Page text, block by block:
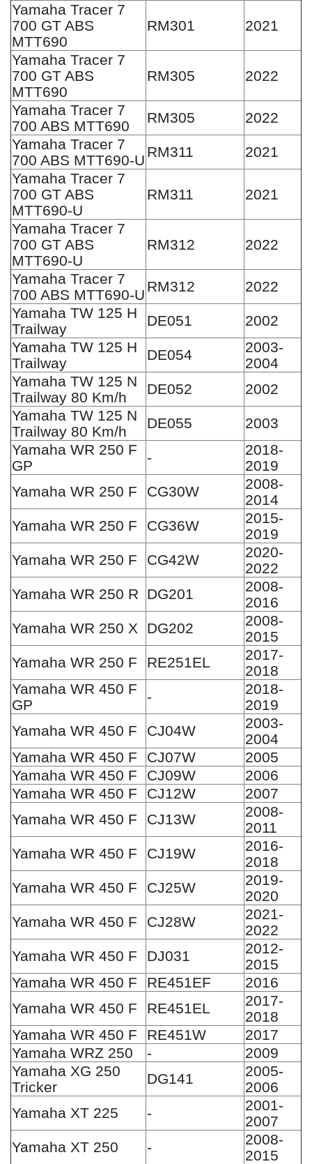
Yamaha Tracer 7
700 GT ABS
MTT690
RM301 2021
Yamaha Tracer 7
700 GT ABS
MTT690
RM305 2022
Yamaha Tracer 7
700 ABS MTT690
RM305
2022
Yamaha Tracer 7
700 ABS MTT690-U
RM311
2021
Yamaha Tracer 7
700 GT ABS
MTT690-U
RM311 2021
Yamaha Tracer 7
700 GT ABS
MTT690-U
RM312 2022
Yamaha Tracer 7
700 ABS MTT690-U
RM312
2022
Yamaha TW 125 H
Trailway
DE051
2002
Yamaha TW 125 H
Trailway
DE054
2003-
2004
Yamaha TW 125 N
Trailway 80 Km/h
DE052
2002
Yamaha TW 125 N
Trailway 80 Km/h
DE055
2003
Yamaha WR 250 F
GP
-
2018-
2019
Yamaha WR 250 F
CG30W
2008-
2014
Yamaha WR 250 F
CG36W
2015-
2019
Yamaha WR 250 F
CG42W
2020-
2022
Yamaha WR 250 R
DG201
2008-
2016
Yamaha WR 250 X
DG202
2008-
2015
Yamaha WR 250 F
RE251EL
2017-
2018
Yamaha WR 450 F
GP
-
2018-
2019
Yamaha WR 450 F
CJ04W
2003-
2004
Yamaha WR 450 F
CJ07W
2005
Yamaha WR 450 F
CJ09W
2006
Yamaha WR 450 F
CJ12W
2007
Yamaha WR 450 F
CJ13W
2008-
2011
Yamaha WR 450 F
CJ19W
2016-
2018
Yamaha WR 450 F
CJ25W
2019-
2020
Yamaha WR 450 F
CJ28W
2021-
2022
Yamaha WR 450 F
DJ031
2012-
2015
Yamaha WR 450 F
RE451EF
2016
Yamaha WR 450 F
RE451EL
2017-
2018
Yamaha WR 450 F
RE451W
2017
Yamaha WRZ 250
-
2009
Yamaha XG 250
Tricker
DG141
2005-
2006
Yamaha XT 225
-
2001-
2007
Yamaha XT 250
-
2008-
2015